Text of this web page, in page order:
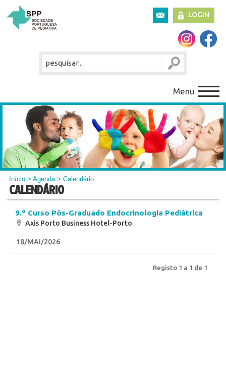
LOGIN
Menu
Início >Agenda> Calendário
CALENDÁRIO
9.º Curso Pós-Graduado Endocrinologia Pediátrica
Axis Porto Business Hotel-Porto
18/MAI/2026
Registo 1 a 1 de 1